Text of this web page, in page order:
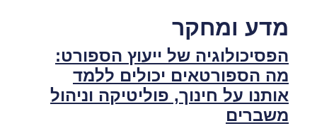
מדע ומחקר
הפסיכולוגיה של ייעוץ הספורט:
מה הספורטאים יכולים ללמד
אותנו על חינוך, פוליטיקה וניהול
משברים